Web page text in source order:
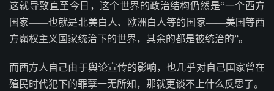
这就导致直至今日，这个世界的政治结构仍然是“一个西方
国家——也就是北美白人、欧洲白人等的国家——美国等西
方霸权主义国家统治下的世界，其余的都是被统治的”。
而西方人自己由于舆论宣传的影响，也几乎对自己国家曾在
殖民时代犯下的罪孽一无所知，那就更谈不上什么反思了。